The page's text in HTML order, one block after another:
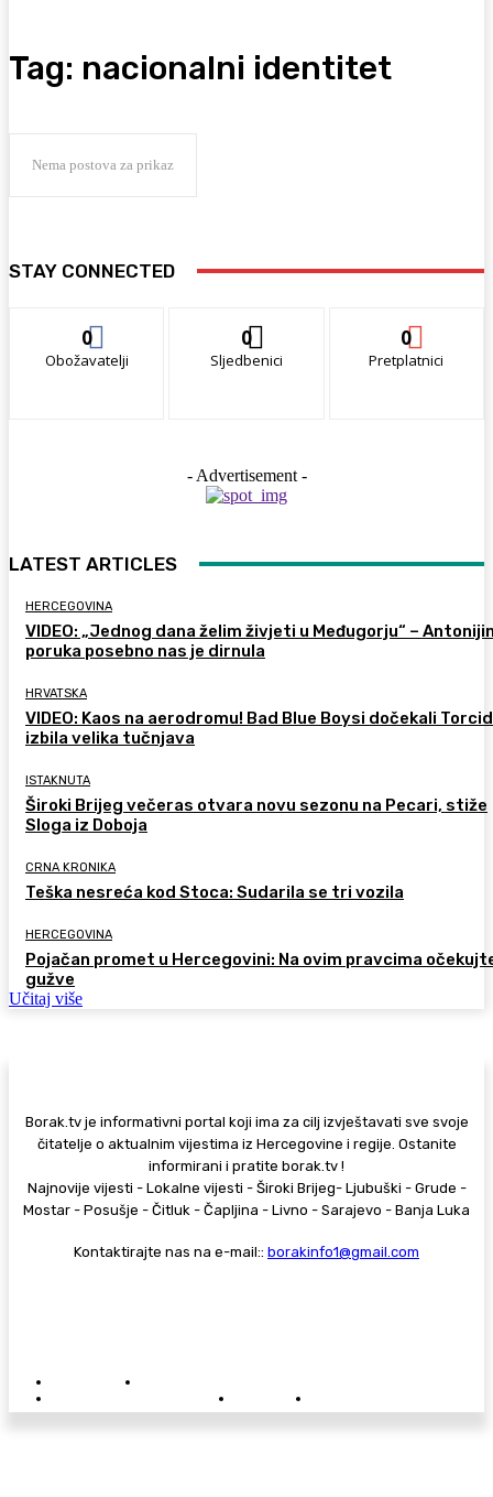
Tag: nacionalni identitet
Nema postova za prikaz
STAY CONNECTED
0
Obožavatelji
0
Sljedbenici
0
Pretplatnici
- Advertisement -
LATEST ARTICLES
HERCEGOVINA
VIDEO: „Jednog dana želim živjeti u Međugorju“ –
poruka posebno nas je dirnula
HRVATSKA
VIDEO: Kaos na aerodromu! Bad Blue Boysi dočekali
izbila velika tučnjava
ISTAKNUTA
Široki Brijeg večeras otvara novu sezonu na Pecari, stiže
Sloga iz Doboja
CRNA KRONIKA
Teška nesreća kod Stoca: Sudarila se tri vozila
HERCEGOVINA
Pojačan promet u Hercegovini: Na ovim pravcima
gužve
Učitaj više
Borak.tv je informativni portal koji ima za cilj izvještavati sve svoje
čitatelje o aktualnim vijestima iz Hercegovine i regije. Ostanite
informirani i pratite borak.tv !
Najnovije vijesti - Lokalne vijesti - Široki Brijeg- Ljubuški - Grude -
Mostar - Posušje - Čitluk - Čapljina - Livno - Sarajevo - Banja Luka
Kontaktirajte nas na e-mail:: borakinfo1@gmail.com